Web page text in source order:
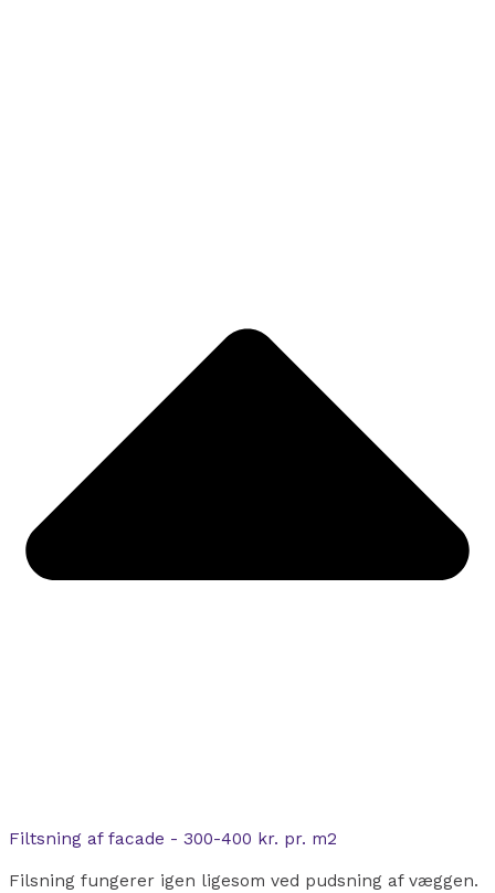
Filtsning af facade - 300-400 kr. pr. m2
Filsning fungerer igen ligesom ved pudsning af væggen.